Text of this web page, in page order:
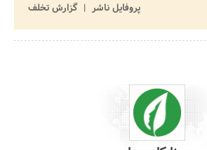
پروفایل ناشر
گزارش تخلف